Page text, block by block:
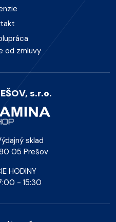
od zmluvy
s.r.o.
sklad
05 Prešov
HODINY
- 15:30